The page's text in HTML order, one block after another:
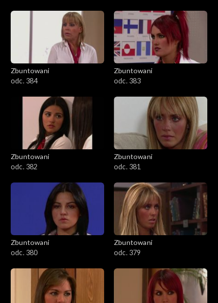
Zbuntowani
odc. 384
Zbuntowani
odc. 383
Zbuntowani
odc. 382
Zbuntowani
odc. 381
Zbuntowani
odc. 380
Zbuntowani
odc. 379